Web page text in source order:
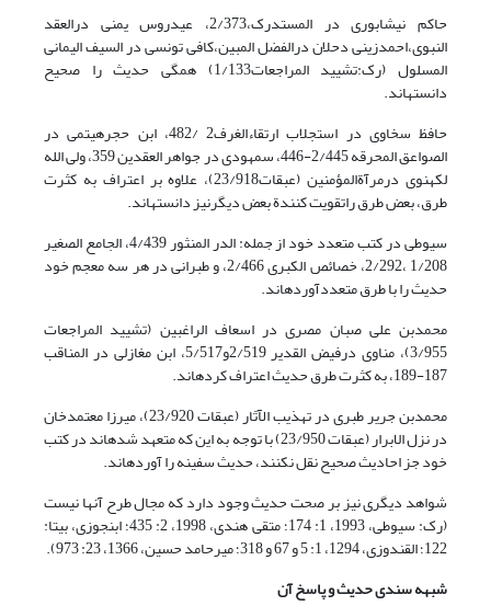
حاکم نیشابوری در المستدرک،2/373، عیدروس یمنی درالعقد
النبوی،احمدزینی دحلان درالفضل المبین،کافی تونسی در السیف الیمانی
المسلول (رک:تشیید المراجعات1/133) همگی حدیث را صحیح
دانسته‏اند.
حافظ سخاوی در استجلاب ارتقاءالغرف2 /482، ابن حجرهیتمی در
الصواعق المحرقه 2/445-446، سمهودی در جواهر العقدین 359، ولی الله
لکهنوی درمرآةالمؤمنین (عبقات23/918)، علاوه بر اعتراف به کثرت
طرق، بعض طرق راتقویت کنندة بعض دیگرنیز دانسته‏اند.
سیوطی در کتب متعدد خود از جمله: الدر المنثور 4/439، الجامع الصغیر
1/208 ،2/292، خصائص الکبری 2/466، و طبرانی در هر سه معجم خود
حدیث را با طرق متعددآورده‏اند.
محمدبن علی صبان مصری در اسعاف الراغبین (تشیید المراجعات
3/955)، مناوی درفیض القدیر 2/519و5/517، ابن مغازلی در المناقب
187-189، به کثرت طرق حدیث اعتراف کرده‏اند.
محمدبن جریر طبری در تهذیب الآثار (عبقات 23/920)، میرزا معتمدخان
در نزل الابرار (عبقات 23/950) با توجه به این که متعهد شده‏اند در کتب
خود جز احادیث صحیح نقل نکنند، حدیث سفینه را آورده‏اند.
شواهد دیگری نیز بر صحت حدیث وجود دارد که مجال طرح آنها نیست
(رک: سیوطی، 1993، 1: 174؛ متقی هندی، 1998، 2: 435؛ ابن‏جوزی، بی‏تا:
122؛ القندوزی، 1294، 1: 5 و 67 و 318؛ میرحامد حسین، 1366، 23: 973).
شبهه سندی حدیث و پاسخ آن